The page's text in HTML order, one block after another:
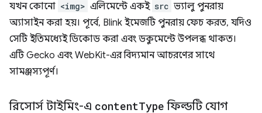
যখন কোনো <img> এলিমেন্টে একই src ভ্যালু পুনরায়
অ্যাসাইন করা হয়। পূর্বে, Blink ইমেজটি পুনরায় ফেচ করত, যদিও
সেটি ইতিমধ্যেই ডিকোড করা এবং ডকুমেন্টে উপলব্ধ থাকত।
এটি Gecko এবং WebKit-এর বিদ্যমান আচরণের সাথে
সামঞ্জস্যপূর্ণ।
রিসোর্স টাইমিং-এ contentType ফিল্ডটি যোগ